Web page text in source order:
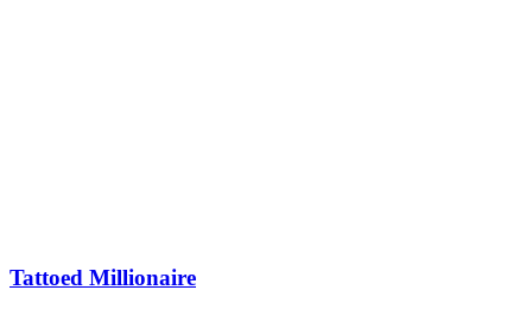
Tattoed Millionaire